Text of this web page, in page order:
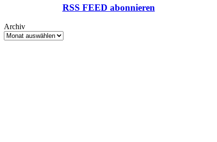
RSS FEED abonnieren
Archiv